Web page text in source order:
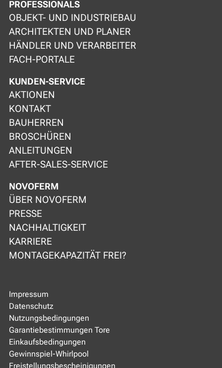
PROFESSIONALS
OBJEKT- UND INDUSTRIEBAU
ARCHITEKTEN UND PLANER
HÄNDLER UND VERARBEITER
FACH-PORTALE
KUNDEN-SERVICE
AKTIONEN
KONTAKT
BAUHERREN
BROSCHÜREN
ANLEITUNGEN
AFTER-SALES-SERVICE
NOVOFERM
ÜBER NOVOFERM
PRESSE
NACHHALTIGKEIT
KARRIERE
MONTAGEKAPAZITÄT FREI?
Impressum
Datenschutz
Nutzungsbedingungen
Garantiebestimmungen Tore
Einkaufsbedingungen
Gewinnspiel-Whirlpool
Freistellungsbescheinigungen